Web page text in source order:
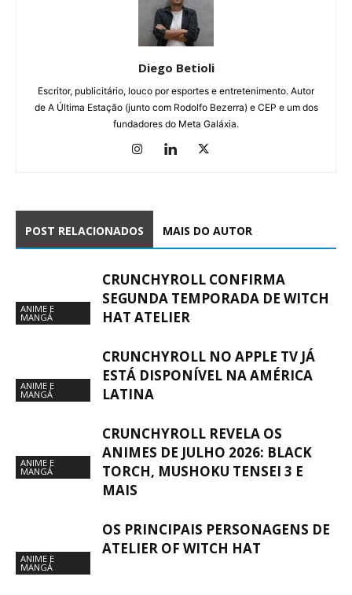
Diego Betioli
Escritor, publicitário, louco por esportes e entretenimento. Autor
de A Última Estação (junto com Rodolfo Bezerra) e CEP e um dos
fundadores do Meta Galáxia.
POST RELACIONADOS MAIS DO AUTOR
ANIME E
MANGÁ
CRUNCHYROLL CONFIRMA
SEGUNDA TEMPORADA DE WITCH
HAT ATELIER
ANIME E
MANGÁ
CRUNCHYROLL NO APPLE TV JÁ
ESTÁ DISPONÍVEL NA AMÉRICA
LATINA
ANIME E
MANGÁ
CRUNCHYROLL REVELA OS
ANIMES DE JULHO 2026: BLACK
TORCH, MUSHOKU TENSEI 3 E
MAIS
ANIME E
MANGÁ
OS PRINCIPAIS PERSONAGENS DE
ATELIER OF WITCH HAT